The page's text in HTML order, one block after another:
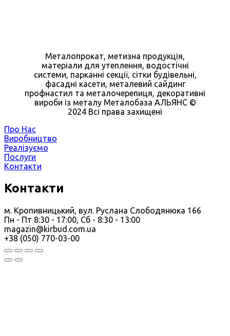
Металопрокат, метизна продукція,
матеріали для утеплення, водостічні
системи, парканні секції, сітки будівельні,
фасадні касети, металевий сайдинг
профнастил та металочерепиця, декоративні
вироби із металу Металобаза АЛЬЯНС ©
2024 Всі права захищені
Про Нас
Виробництво
Реалізуємо
Послуги
Контакти
Контакти
м. Кропивницький, вул. Руслана Слободянюка 166
Пн - Пт 8:30 - 17:00, Сб - 8:30 - 13:00
magazin@kirbud.com.ua
+38 (050) 770-03-00